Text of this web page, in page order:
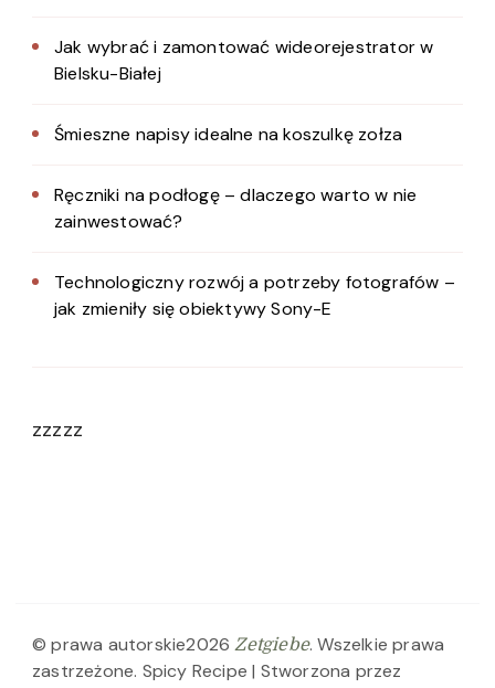
Jak wybrać i zamontować wideorejestrator w
Bielsku-Białej
Śmieszne napisy idealne na koszulkę zołza
Ręczniki na podłogę – dlaczego warto w nie
zainwestować?
Technologiczny rozwój a potrzeby fotografów –
jak zmieniły się obiektywy Sony-E
zzzzz
© prawa autorskie2026Zetgiebe. Wszelkie prawa
zastrzeżone. Spicy Recipe | Stworzona przez